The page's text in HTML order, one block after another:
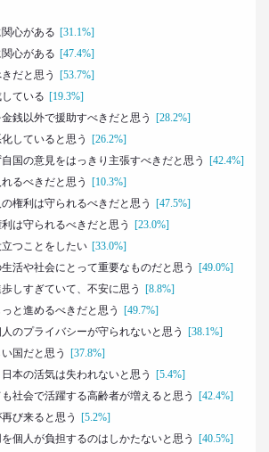
に黄信号 「男女平等感」が世の中と
!?
トレンド 連載⑧–
究員/コピーライター
の憧れ」は徐々に減る？
たい自分を投影
トレンド 連載⑦–
究員
って誰ですか？」
トレンド 連載⑥–
究員
ん必読！
心がある [31.1%]
心がある [47.4%]
だと思う
[53.7%]
ている [19.3%]
銭以外で援助すべきだと思う
[28.2%]
していると思う
[26.2%]
国の意見をはっきり主張すべきだと思う
[42.4%]
るべきだと思う
[10.3%]
権利は守られるべきだと思う
[47.5%]
は守られるべきだと思う
[23.0%]
つことをしたい [33.0%]
活や社会にとって重要なものだと思う
[49.0%]
しすぎていて、不安に思う
[8.8%]
と進めるべきだと思う
[49.7%]
のプライバシーが守られないと思う
[38.1%]
国だと思う
[37.8%]
本の活気は失われないと思う
[5.4%]
社会で活躍する高齢者が増えると思う
[42.4%]
び来ると思う
[5.2%]
個人が負担するのはしかたないと思う
[40.5%]